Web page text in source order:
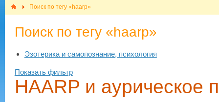
Поиск по тегу «haarp»
Поиск по тегу «haarp»
Эзотерика и самопознание, психология
Показать фильтр
HAARP и аурическое